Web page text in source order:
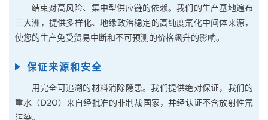
结束对高风险、集中型供应链的依赖。我们的生产基地遍布
三大洲，提供多样化、地缘政治稳定的高纯度氘化中间体来源，
使您的生产免受贸易中断和不可预测的价格飙升的影响。
保证来源和安全
用完全可追溯的材料消除隐患。我们提供绝对保证，我们的
重水（D2O）来自经批准的非制裁国家，并经认证不含放射性氚
污染。